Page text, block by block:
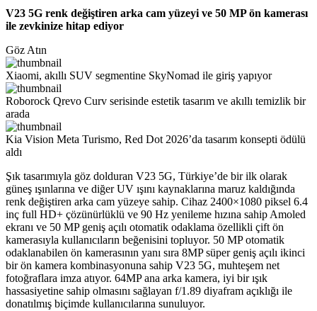
V23 5G renk değiştiren arka cam yüzeyi ve 50 MP ön kamerası
ile zevkinize hitap ediyor
Göz Atın
Xiaomi, akıllı SUV segmentine SkyNomad ile giriş yapıyor
Roborock Qrevo Curv serisinde estetik tasarım ve akıllı temizlik bir
arada
Kia Vision Meta Turismo, Red Dot 2026’da tasarım konsepti ödülü
aldı
Şık tasarımıyla göz dolduran V23 5G, Türkiye’de bir ilk olarak
güneş ışınlarına ve diğer UV ışını kaynaklarına maruz kaldığında
renk değiştiren arka cam yüzeye sahip. Cihaz 2400×1080 piksel 6.4
inç full HD+ çözünürlüklü ve 90 Hz yenileme hızına sahip Amoled
ekranı ve 50 MP geniş açılı otomatik odaklama özellikli çift ön
kamerasıyla kullanıcıların beğenisini topluyor. 50 MP otomatik
odaklanabilen ön kamerasının yanı sıra 8MP süper geniş açılı ikinci
bir ön kamera kombinasyonuna sahip V23 5G, muhteşem net
fotoğraflara imza atıyor. 64MP ana arka kamera, iyi bir ışık
hassasiyetine sahip olmasını sağlayan f/1.89 diyafram açıklığı ile
donatılmış biçimde kullanıcılarına sunuluyor.